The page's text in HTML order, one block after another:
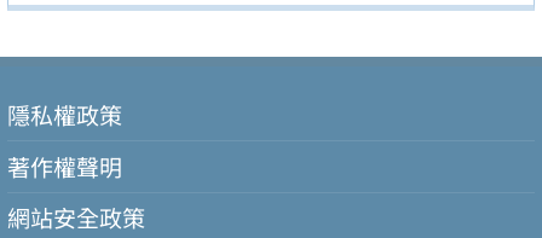
隱私權政策
著作權聲明
網站安全政策